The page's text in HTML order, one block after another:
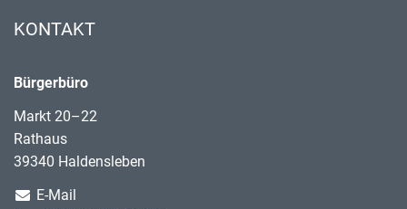
KONTAKT
Bürgerbüro
Markt 20–22
Rathaus
39340 Haldensleben
E-Mail